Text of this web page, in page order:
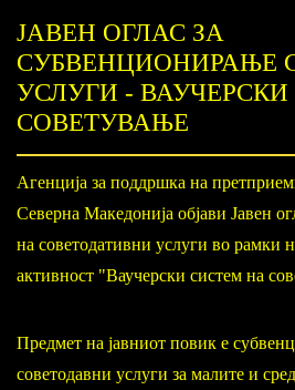
ЈАВЕН ОГЛАС ЗА
СУБВЕНЦИОНИРАЊЕ
УСЛУГИ -
СОВЕТУВАЊЕ
Агенција за поддршка на
Северна Македонија објави Јавен
на советодативни услуги во рамки
активност "Ваучерски систем на
Предмет на јавниот повик е
советодавни услуги за малите и